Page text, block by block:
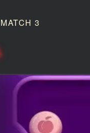
MATCH 3